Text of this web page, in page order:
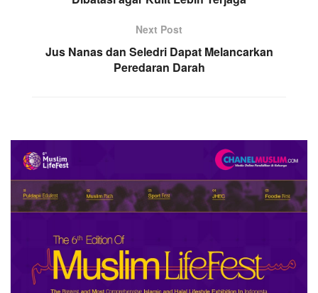
Next Post
Jus Nanas dan Seledri Dapat Melancarkan
Peredaran Darah